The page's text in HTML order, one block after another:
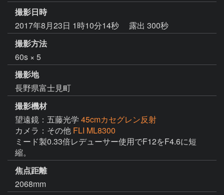
撮影日時
2017年8月23日 1時10分14秒
露出 300秒
撮影方法
60s × 5
撮影地
長野県富士見町
撮影機材
望遠鏡：五藤光学 45cmカセグレン反射
カメラ：その他 FLI ML8300
ミード製0.33倍レデューサー使用でF12をF4.6に短
縮。
焦点距離
2068mm